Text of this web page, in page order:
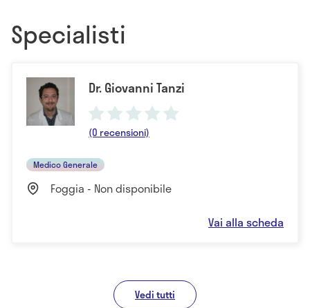
Specialisti
Dr. Giovanni Tanzi
(0 recensioni)
Medico Generale
Foggia - Non disponibile
Vai alla scheda
Vedi tutti